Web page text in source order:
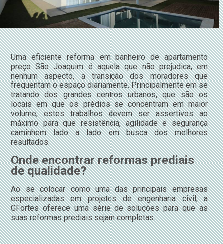
Uma eficiente reforma em banheiro de apartamento
preço São Joaquim é aquela que não prejudica, em
nenhum aspecto, a transição dos moradores que
frequentam o espaço diariamente. Principalmente em se
tratando dos grandes centros urbanos, que são os
locais em que os prédios se concentram em maior
volume, estes trabalhos devem ser assertivos ao
máximo para que resistência, agilidade e segurança
caminhem lado a lado em busca dos melhores
resultados.
Onde encontrar reformas prediais
de qualidade?
Ao se colocar como uma das principais empresas
especializadas em projetos de engenharia civil, a
GFortes oferece uma série de soluções para que as
suas reformas prediais sejam completas.